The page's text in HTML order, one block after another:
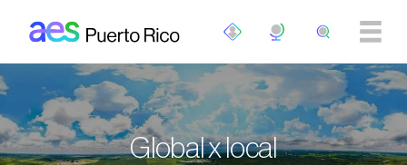
Global x local